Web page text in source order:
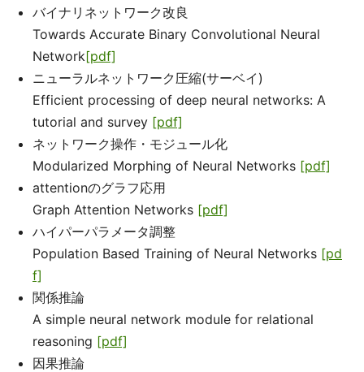
バイナリネットワーク改良
Towards Accurate Binary Convolutional Neural
Network[pdf]
ニューラルネットワーク圧縮(サーベイ)
Efficient processing of deep neural networks: A
tutorial and survey [pdf]
ネットワーク操作・モジュール化
Modularized Morphing of Neural Networks [pdf]
attentionのグラフ応用
Graph Attention Networks [pdf]
ハイパーパラメータ調整
Population Based Training of Neural Networks [pd
f]
関係推論
A simple neural network module for relational
reasoning [pdf]
因果推論